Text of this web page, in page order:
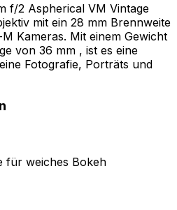
f/2 Aspherical VM Vintage
mit ein 28 mm Brennweite
Kameras. Mit einem Gewicht
von 36 mm , ist es eine
Fotografie, Porträts und
für weiches Bokeh